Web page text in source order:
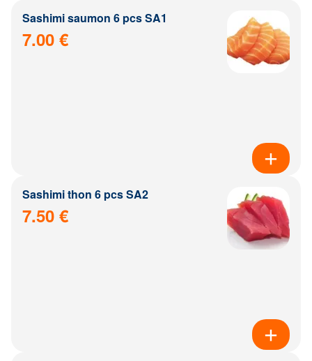
Sashimi saumon 6 pcs SA1
7.00 €
Sashimi thon 6 pcs SA2
7.50 €